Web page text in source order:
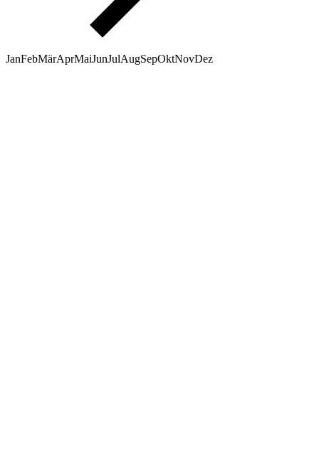
JanFebMärAprMaiJunJulAugSepOktNovDez